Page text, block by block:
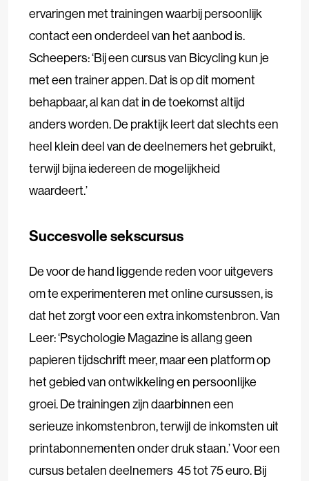
ervaringen met trainingen waarbij persoonlijk
contact een onderdeel van het aanbod is.
Scheepers: ‘Bij een cursus van Bicycling kun je
met een trainer appen. Dat is op dit moment
behapbaar, al kan dat in de toekomst altijd
anders worden. De praktijk leert dat slechts een
heel klein deel van de deelnemers het gebruikt,
terwijl bijna iedereen de mogelijkheid
waardeert.’
Succesvolle sekscursus
De voor de hand liggende reden voor uitgevers
om te experimenteren met online cursussen, is
dat het zorgt voor een extra inkomstenbron. Van
Leer: ‘Psychologie Magazine is allang geen
papieren tijdschrift meer, maar een platform op
het gebied van ontwikkeling en persoonlijke
groei. De trainingen zijn daarbinnen een
serieuze inkomstenbron, terwijl de inkomsten uit
printabonnementen onder druk staan.’ Voor een
cursus betalen deelnemers 45 tot 75 euro. Bij